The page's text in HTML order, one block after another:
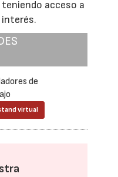
acceso a
de
virtual